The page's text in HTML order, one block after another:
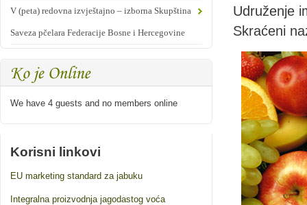
V (peta) redovna izvještajno – izborna Skupština
Saveza pčelara Federacije Bosne i Hercegovine
We have 4 guests and no members online
Korisni linkovi
EU marketing standard za jabuku
Integralna proizvodnja jagodastog voća
Udruženje
Skraćeni